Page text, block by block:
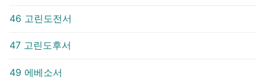
46 고린도전서
47 고린도후서
49 에베소서